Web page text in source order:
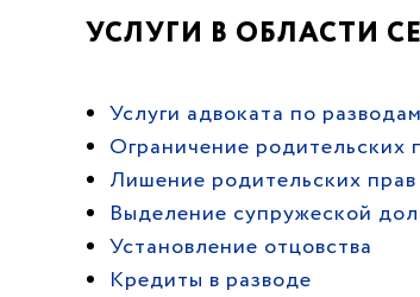
УСЛУГИ В ОБЛАСТИ
Услуги адвоката по разводам
Ограничение родительских
Лишение родительских прав
Выделение супружеской
Установление отцовства
Кредиты в разводе